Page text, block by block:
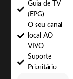
Guia de TV
(EPG)
O seu canal
local AO
VIVO
Suporte
Prioritário